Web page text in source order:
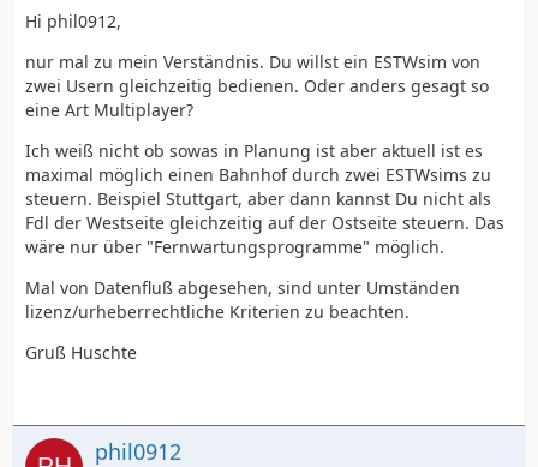
Hi phil0912,
nur mal zu mein Verständnis. Du willst ein ESTWsim von
zwei Usern gleichzeitig bedienen. Oder anders gesagt so
eine Art Multiplayer?
Ich weiß nicht ob sowas in Planung ist aber aktuell ist es
maximal möglich einen Bahnhof durch zwei ESTWsims zu
steuern. Beispiel Stuttgart, aber dann kannst Du nicht als
Fdl der Westseite gleichzeitig auf der Ostseite steuern. Das
wäre nur über "Fernwartungsprogramme" möglich.
Mal von Datenfluß abgesehen, sind unter Umständen
lizenz/urheberrechtliche Kriterien zu beachten.
Gruß Huschte
phil0912